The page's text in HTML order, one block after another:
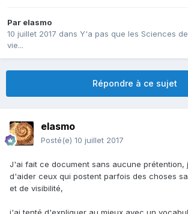
Par elasmo
10 juillet 2017 dans Y'a pas que les Sciences
vie...
Répondre à ce sujet
elasmo
Posté(e) 10 juillet 2017
J'ai fait ce document sans aucune prétention,
d'aider ceux qui postent parfois des choses
et de visibilité,